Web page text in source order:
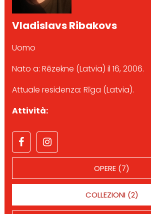
Vladislavs Ribakovs
Uomo
Nato a: Rēzekne (Latvia) il 16, 2006.
Attuale residenza: Rīga (Latvia).
Attività:
OPERE (7)
COLLEZIONI (2)